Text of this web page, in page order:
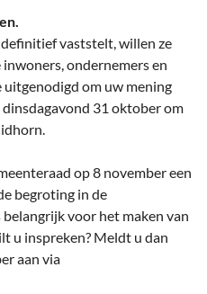
vaststelt, willen ze
ondernemers en
om uw mening
31 oktober om
op 8 november een
begroting in de
voor het maken van
u inspreken? Meldt u dan
aan via